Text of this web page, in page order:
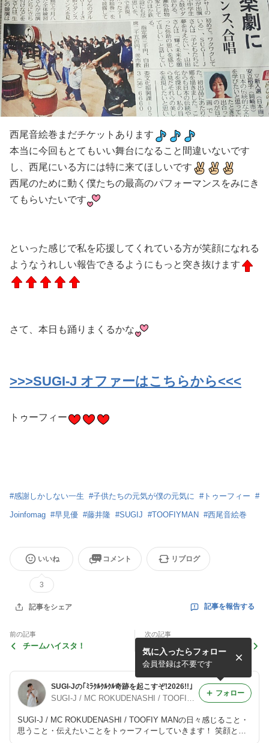
西尾音絵巻まだチケットあります
本当に今回もとてもいい舞台になること間違いないです
し、西尾にいる方には特に来てほしいです
西尾のために動く僕たちの最高のパフォーマンスをみにき
てもらいたいです
といった感じで私を応援してくれている方が笑顔になれる
ようなうれしい報告できるようにもっと突き抜けます
さて、本日も踊りまくるかな
>>>SUGI-J オファーはこちらから<<<
トゥーフィー
#感謝しかしない一生 #子供たちの元気が僕の元気に #トゥーフィー #
Joinfomag #早見優 #藤井隆 #SUGIJ #TOOFIYMAN #西尾音絵巻
いいね
3
コメント リブログ
記事をシェア 記事を報告する
前の記事
チームハイスタ！
次の記事
矢田小学校WS～大好きが合
言葉～
SUGI-Jの｢ﾐﾗｸﾙｸﾙｸﾙ奇跡を起こすぞ!2026!!｣
SUGI-J / MC ROKUDENASHI / TOOFIY MAN
SUGI-J / MC ROKUDENASHI / TOOFIY MANの日々感じること・
思うこと・伝えたいことをトゥーフィーしていきます！ 笑顔とハ
気に入ったらフォロー
会員登録は不要です
フォロー